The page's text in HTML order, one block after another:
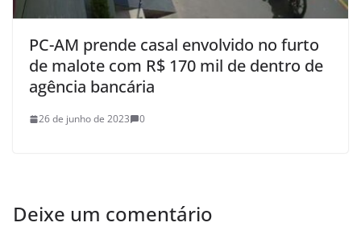
PC-AM prende casal envolvido no furto
de malote com R$ 170 mil de dentro de
agência bancária
26 de junho de 2023 0
Deixe um comentário